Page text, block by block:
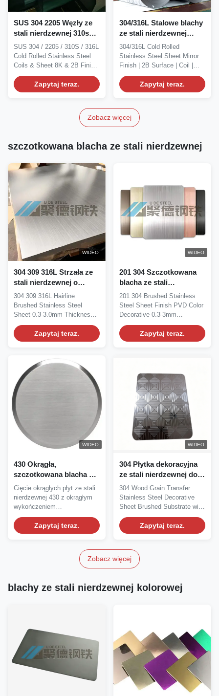
SUS 304 2205 Węzły ze
stali nierdzewnej 310s
316L Płytka ze stali
nierdzewnej walcowana
na zimno 8K 2B Z
usługami cięcia
SUS 304 / 2205 / 310S / 316L
Cold Rolled Stainless Steel
Coils & Sheet 8K & 2B Finish
|...
Zapytaj teraz.
304/316L Stalowe blachy
ze stali nierdzewnej
walcowane na zimno
Wykończenie lustrzane
2B Powierzchnia Węzeł
ze stali nierdzewnej
Grubość 0,3-1,2 mm
304/316L Cold Rolled
Stainless Steel Sheet Mirror
Finish | 2B Surface | Coil |
Thickness...
Zapytaj teraz.
Zobacz więcej
szczotkowana blacha ze stali nierdzewnej
WIDEO
304 309 316L Strzała ze
stali nierdzewnej o
grubości 0,3-3,0 mm i
wysokiej odporności na
korozję do dekoracji
304 309 316L Hairline
Brushed Stainless Steel
Sheet 0.3-3.0mm Thickness
SS Plate For Decoration...
Zapytaj teraz.
WIDEO
201 304 Szczotkowana
blacha ze stali
nierdzewnej z powłoką
PVD i wysoką
odpornością na korozję
w grubości 0,3-3 mm
201 304 Brushed Stainless
Steel Sheet Finish PVD Color
Decorative 0.3-3mm
Thickness For...
Zapytaj teraz.
WIDEO
430 Okrągła,
szczotkowana blacha ze
stali nierdzewnej o
wysokiej odporności na
korozję dla przemysłu
chemicznego i
elektrycznego
Cięcie okrągłych płyt ze stali
nierdzewnej 430 z okrągłym
wykończeniem
szczotkowanym wirowo dla...
Zapytaj teraz.
WIDEO
304 Płytka dekoracyjna
ze stali nierdzewnej do
przenoszenia ziaren
drewna Płytka ze stali
nierdzewnej do użytku
zewnętrznego
304 Wood Grain Transfer
Stainless Steel Decorative
Sheet Brushed Substrate with
Wood Grain...
Zapytaj teraz.
Zobacz więcej
blachy ze stali nierdzewnej kolorowej